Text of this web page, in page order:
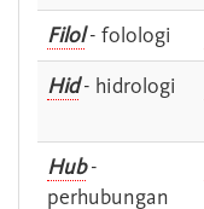
Filol- folologi
Hid- hidrologi
Hub-
perhubungan